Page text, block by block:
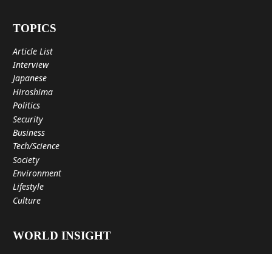
TOPICS
Article List
Interview
Japanese
Hiroshima
Politics
Security
Business
Tech/Science
Society
Environment
Lifestyle
Culture
WORLD INSIGHT